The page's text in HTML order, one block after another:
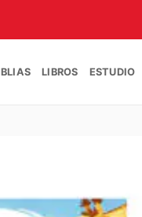
LIBROS ESTUDIO